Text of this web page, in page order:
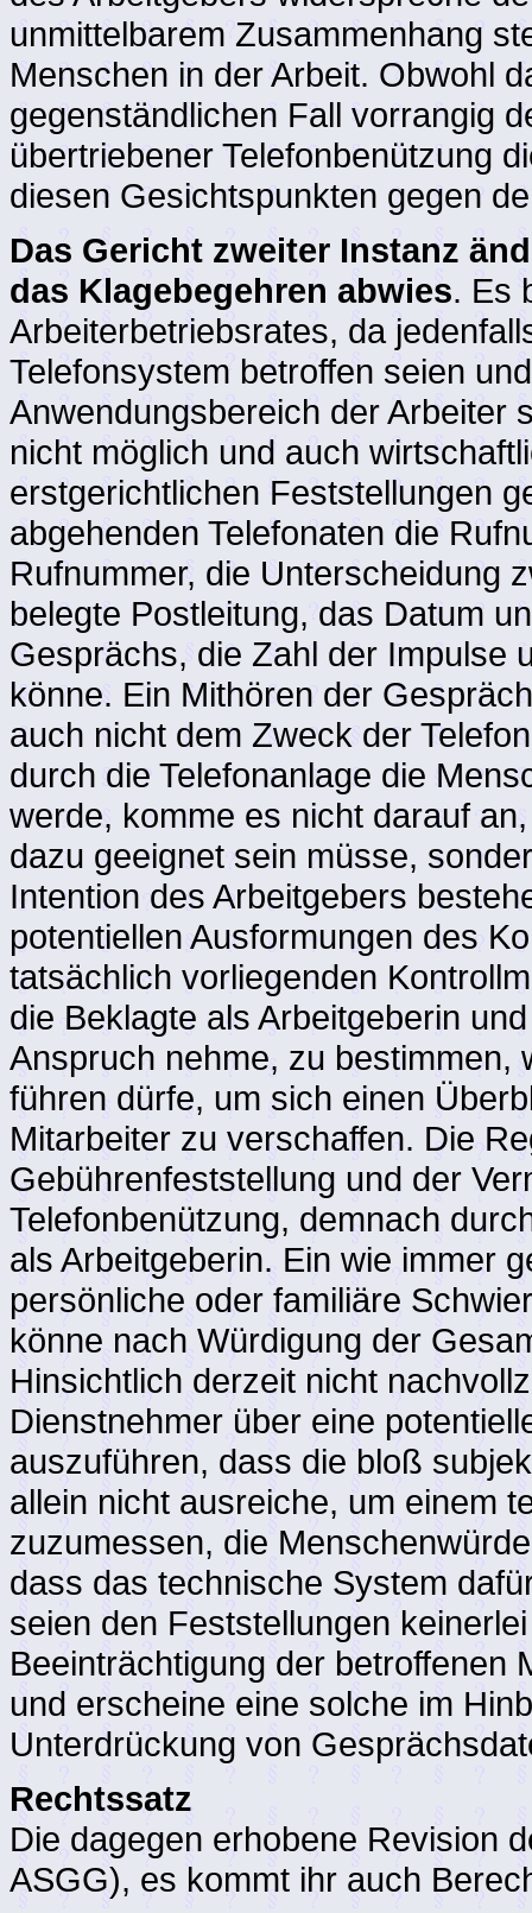
unmittelbarem Zusammenhang
Menschen in der Arbeit. Obwohl
gegenständlichen Fall vorrangig
übertriebener Telefonbenützung
diesen Gesichtspunkten gegen
Das Gericht zweiter Instanz
das Klagebegehren abwies. Es
Arbeiterbetriebsrates, da
Telefonsystem betroffen seien
Anwendungsbereich der Arbeiter
nicht möglich und auch
erstgerichtlichen Feststellungen
abgehenden Telefonaten die
Rufnummer, die Unterscheidung
belegte Postleitung, das Datum
Gesprächs, die Zahl der Impulse
könne. Ein Mithören der
auch nicht dem Zweck der
durch die Telefonanlage die
werde, komme es nicht darauf
dazu geeignet sein müsse,
Intention des Arbeitgebers
potentiellen Ausformungen des
tatsächlich vorliegenden
die Beklagte als Arbeitgeberin
Anspruch nehme, zu bestimmen,
führen dürfe, um sich einen
Mitarbeiter zu verschaffen. Die
Gebührenfeststellung und der
Telefonbenützung, demnach
als Arbeitgeberin. Ein wie immer
persönliche oder familiäre
könne nach Würdigung der
Hinsichtlich derzeit nicht
Dienstnehmer über eine
auszuführen, dass die bloß
allein nicht ausreiche, um einem
zuzumessen, die
dass das technische System
seien den Feststellungen
Beeinträchtigung der betroffenen
und erscheine eine solche im
Unterdrückung von
Rechtssatz
Die dagegen erhobene Revision
ASGG), es kommt ihr auch